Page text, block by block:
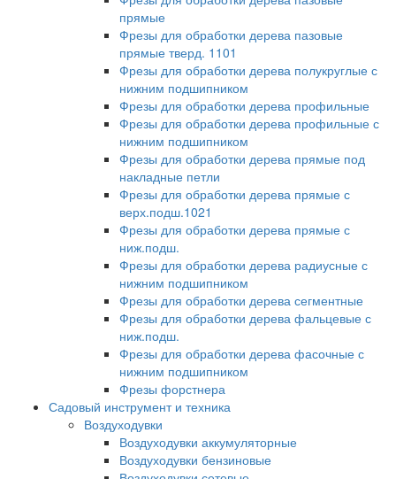
прямые
Фрезы для обработки дерева пазовые
прямые тверд. 1101
Фрезы для обработки дерева полукруглые с
нижним подшипником
Фрезы для обработки дерева профильные
Фрезы для обработки дерева профильные с
нижним подшипником
Фрезы для обработки дерева прямые под
накладные петли
Фрезы для обработки дерева прямые с
верх.подш.1021
Фрезы для обработки дерева прямые с
ниж.подш.
Фрезы для обработки дерева радиусные с
нижним подшипником
Фрезы для обработки дерева сегментные
Фрезы для обработки дерева фальцевые с
ниж.подш.
Фрезы для обработки дерева фасочные с
нижним подшипником
Фрезы форстнера
Садовый инструмент и техника
Воздуходувки
Воздуходувки аккумуляторные
Воздуходувки бензиновые